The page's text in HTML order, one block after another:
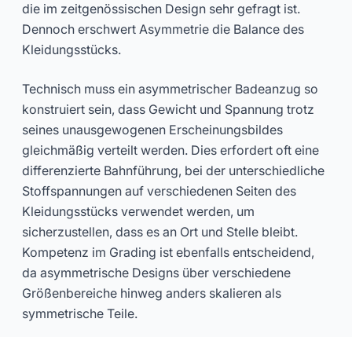
die im zeitgenössischen Design sehr gefragt ist.
Dennoch erschwert Asymmetrie die Balance des
Kleidungsstücks.
Technisch muss ein asymmetrischer Badeanzug so
konstruiert sein, dass Gewicht und Spannung trotz
seines unausgewogenen Erscheinungsbildes
gleichmäßig verteilt werden. Dies erfordert oft eine
differenzierte Bahnführung, bei der unterschiedliche
Stoffspannungen auf verschiedenen Seiten des
Kleidungsstücks verwendet werden, um
sicherzustellen, dass es an Ort und Stelle bleibt.
Kompetenz im Grading ist ebenfalls entscheidend,
da asymmetrische Designs über verschiedene
Größenbereiche hinweg anders skalieren als
symmetrische Teile.